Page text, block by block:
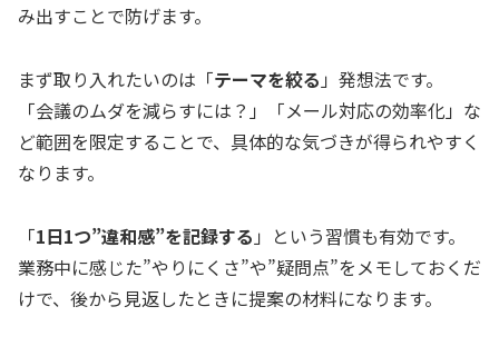
み出すことで防げます。
まず取り入れたいのは「テーマを絞る 」発想法です。
「会議のムダを減らすには？」「メール対応の効率化」な
ど範囲を限定することで、具体的な気づきが得られやすく
なります。
「1日1つ”違和感”を記録する 」という習慣も有効です。
業務中に感じた”やりにくさ”や”疑問点”をメモしておくだ
けで、後から見返したときに提案の材料になります。